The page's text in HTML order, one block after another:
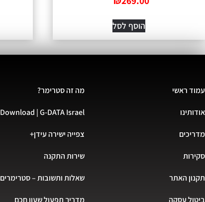
הוסף לסל
עמוד ראשי
אודותינו
מדריכים
סקירות
תקנון האתר
ביטול עסקה
מה זה סטרימר?
Download | G-DATA Israel
צפייה ישירה עידן+
שירות התקנה
שאלות ותשובות – סטרימרים
מדריך תפעול שעון חכם